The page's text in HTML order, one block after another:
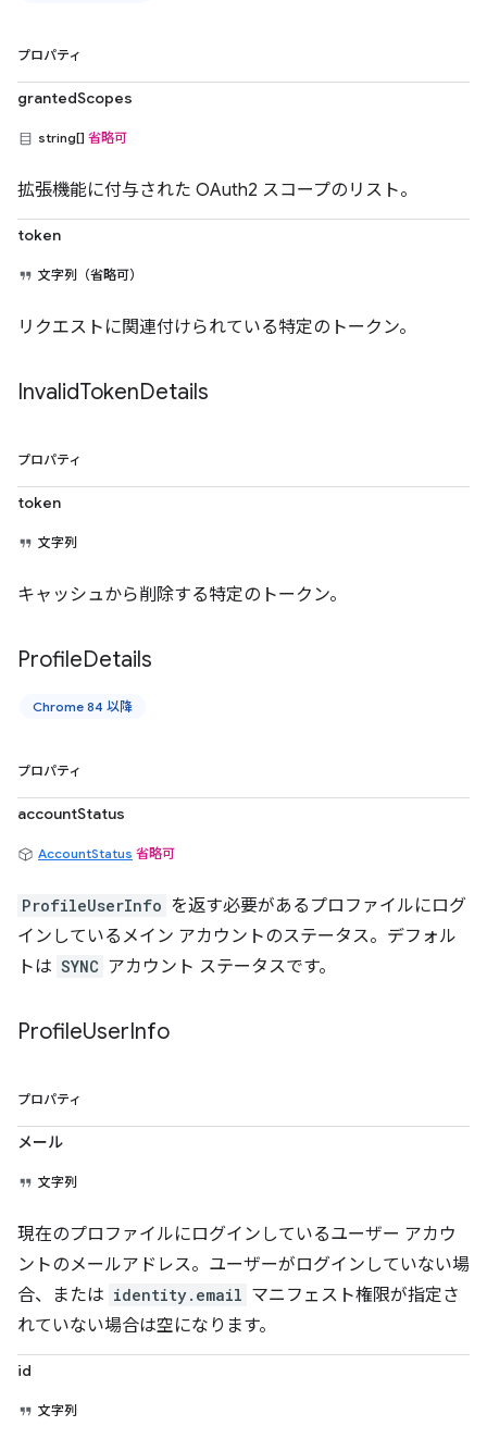
プロパティ
grantedScopes
string[] 省略可
拡張機能に付与された OAuth2 スコープのリスト。
token
文字列（省略可）
リクエストに関連付けられている特定のトークン。
InvalidTokenDetails
プロパティ
token
文字列
キャッシュから削除する特定のトークン。
ProfileDetails
Chrome 84 以降
プロパティ
accountStatus
AccountStatus 省略可
ProfileUserInfo を返す必要があるプロファイルにログ
インしているメイン アカウントのステータス。デフォル
トは SYNC アカウント ステータスです。
ProfileUserInfo
プロパティ
メール
文字列
現在のプロファイルにログインしているユーザー アカウ
ントのメールアドレス。ユーザーがログインしていない場
合、または identity.email マニフェスト権限が指定さ
れていない場合は空になります。
id
文字列